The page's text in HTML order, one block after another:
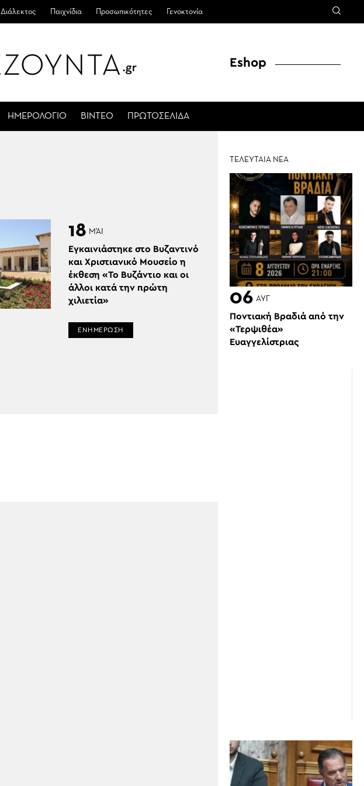
Διάλεκτος Παιχνίδια Προσωπικότητες Γενοκτονία
ΗΜΕΡΟΛΟΓΙΟ ΒΙΝΤΕΟ ΠΡΩΤΟΣΕΛΙΔΑ
Eshop
18 ΜΆΙ
Εγκαινιάστηκε στο Βυζαντινό
και Χριστιανικό Μουσείο η
έκθεση «Το Βυζάντιο και οι
άλλοι κατά την πρώτη
χιλιετία»
ΕΝΗΜΕΡΩΣΗ
ΤΕΛΕΥΤΑΙΑ ΝΕΑ
06 ΑΥΓ
Ποντιακή Βραδιά από την
«Τερψιθέα»
Ευαγγελίστριας